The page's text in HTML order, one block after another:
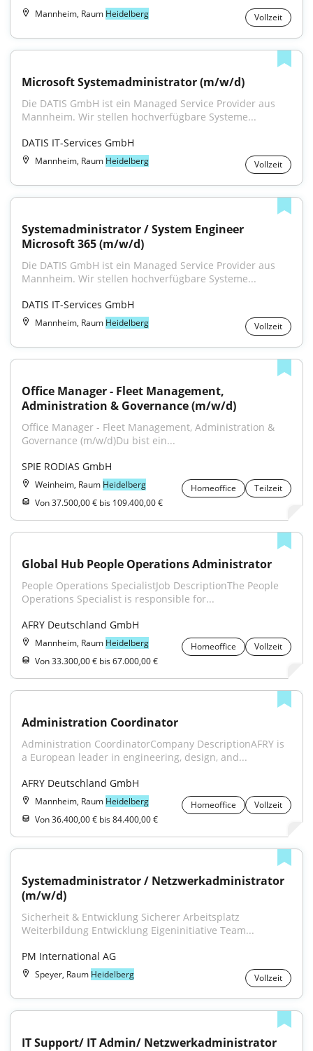
Mannheim, Raum Heidelberg Vollzeit
Microsoft Systemadministrator (m/w/d)
Die DATIS GmbH ist ein Managed Service Provider aus
Mannheim. Wir stellen hochverfügbare Systeme...
DATIS IT-Services GmbH
Mannheim, Raum Heidelberg Vollzeit
Systemadministrator / System Engineer
Microsoft 365 (m/w/d)
Die DATIS GmbH ist ein Managed Service Provider aus
Mannheim. Wir stellen hochverfügbare Systeme...
DATIS IT-Services GmbH
Mannheim, Raum Heidelberg Vollzeit
Office Manager - Fleet Management,
Administration & Governance (m/w/d)
Office Manager - Fleet Management, Administration &
Governance (m/w/d)Du bist ein...
SPIE RODIAS GmbH
Weinheim, Raum Heidelberg Homeoffice
Teilzeit
Von 37.500,00 € bis 109.400,00 €
Global Hub People Operations Administrator
People Operations SpecialistJob DescriptionThe People
Operations Specialist is responsible for...
AFRY Deutschland GmbH
Mannheim, Raum Heidelberg Homeoffice
Vollzeit
Von 33.300,00 € bis 67.000,00 €
Administration Coordinator
Administration CoordinatorCompany DescriptionAFRY is
a European leader in engineering, design, and...
AFRY Deutschland GmbH
Mannheim, Raum Heidelberg Homeoffice
Vollzeit
Von 36.400,00 € bis 84.400,00 €
Systemadministrator / Netzwerkadministrator
(m/w/d)
Sicherheit & Entwicklung Sicherer Arbeitsplatz
Weiterbildung Entwicklung Eigeninitiative Team...
PM International AG
Speyer, Raum Heidelberg Vollzeit
IT Support/ IT Admin/ Netzwerkadministrator